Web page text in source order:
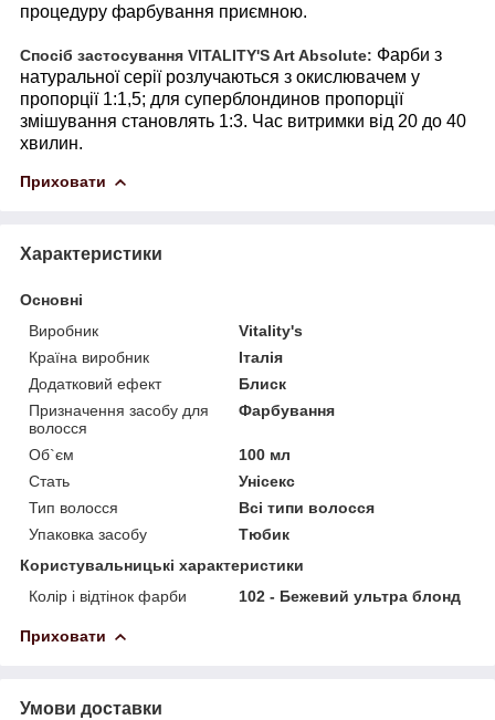
процедуру фарбування приємною.
Спосіб застосування VITALITY'SArtAbsolute: Фарби з
натуральної серії розлучаються з окислювачем у
пропорції 1:1,5; для суперблондинов пропорції
змішування становлять 1:3. Час витримки від 20 до 40
хвилин.
Приховати
Характеристики
Основні
Виробник
Vitality's
Країна виробник
Італія
Додатковий ефект
Блиск
Призначення засобу для
волосся
Фарбування
Об`єм
100 мл
Стать
Унісекс
Тип волосся
Всі типи волосся
Упаковка засобу
Тюбик
Користувальницькі характеристики
Колір і відтінок фарби
102 - Бежевий ультра блонд
Приховати
Умови доставки